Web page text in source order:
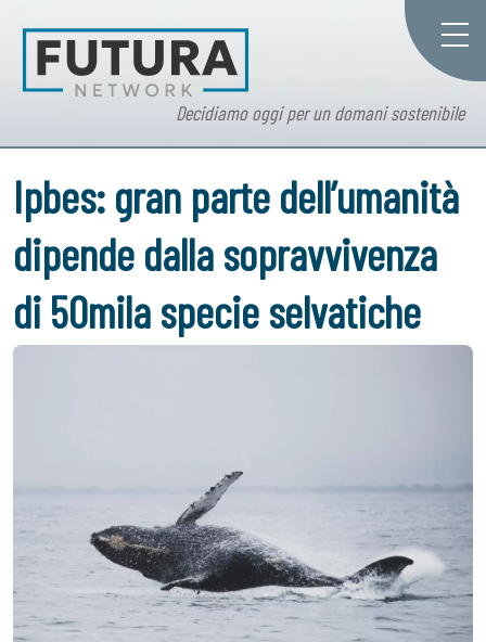
Decidiamo oggi per un domani sostenibile
Ipbes: gran parte dell’umanità
dipende dalla sopravvivenza
di 50mila specie selvatiche